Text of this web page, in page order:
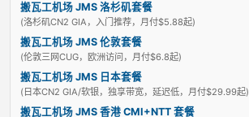
搬瓦工机场 JMS 洛杉矶套餐
(洛杉矶CN2 GIA，入门推荐，月付$5.88起)
搬瓦工机场 JMS 伦敦套餐
(伦敦三网CUG，欧洲访问，月付$6.8起)
搬瓦工机场 JMS 日本套餐
(日本CN2 GIA/软银，独享带宽，延迟低，月付$29.99起)
搬瓦工机场 JMS 香港 CMI+NTT 套餐